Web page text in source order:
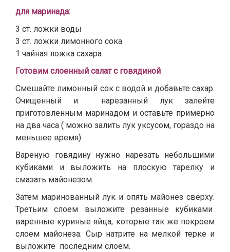
для маринада:
3 ст. ложки воды
3 ст. ложки лимонного сока
1 чайная ложка сахара
Готовим слоенный салат с говядиной
Смешайте лимонный сок с водой и добавьте сахар.
Очищенный и нарезанный лук залейте
приготовленным маринадом и оставьте примерно
на два часа ( можно залить лук уксусом, гораздо на
меньшее время).
Вареную говядину нужно нарезать небольшими
кубиками и выложить на плоскую тарелку и
смазать майонезом.
Затем маринованный лук и опять майонез сверху.
Третьим слоем выложите резанные кубиками
варенные куриные яйца, которые так же покроем
слоем майонеза. Сыр натрите на мелкой терке и
выложите последним слоем.